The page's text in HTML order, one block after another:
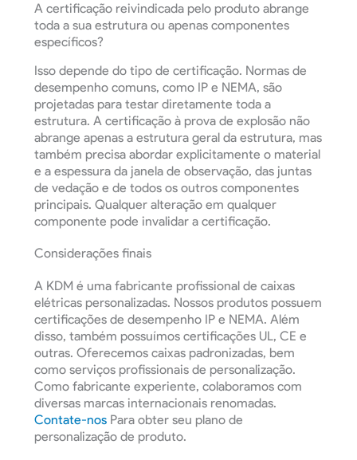
A certificação reivindicada pelo produto abrange
toda a sua estrutura ou apenas componentes
específicos?
Isso depende do tipo de certificação. Normas de
desempenho comuns, como IP e NEMA, são
projetadas para testar diretamente toda a
estrutura. A certificação à prova de explosão não
abrange apenas a estrutura geral da estrutura, mas
também precisa abordar explicitamente o material
e a espessura da janela de observação, das juntas
de vedação e de todos os outros componentes
principais. Qualquer alteração em qualquer
componente pode invalidar a certificação.
Considerações finais
A KDM é uma fabricante profissional de caixas
elétricas personalizadas. Nossos produtos possuem
certificações de desempenho IP e NEMA. Além
disso, também possuímos certificações UL, CE e
outras. Oferecemos caixas padronizadas, bem
como serviços profissionais de personalização.
Como fabricante experiente, colaboramos com
diversas marcas internacionais renomadas.
Contate-nos Para obter seu plano de
personalização de produto.